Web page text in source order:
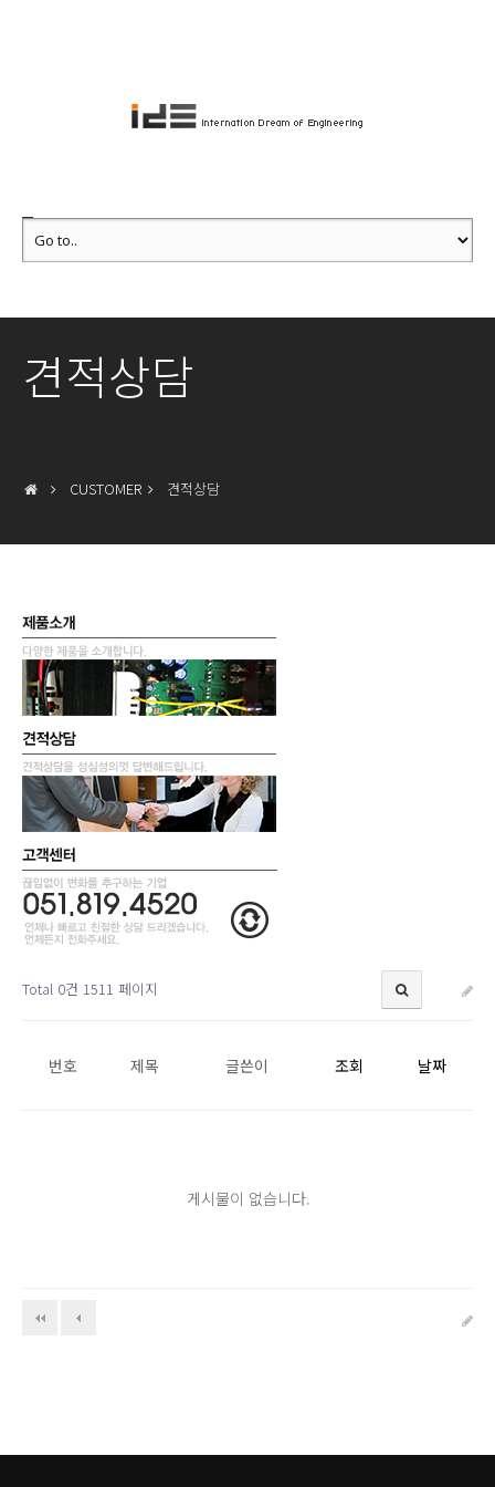
견적상담
CUSTOMER 견적상담
Total 0건 1511 페이지
번호 제목 글쓴이 조회 날짜
게시물이 없습니다.